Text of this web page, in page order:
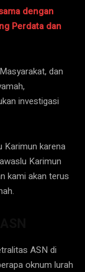
dengan
Perdata dan
dan
investigasi
Karimun karena
Karimun
kami akan terus
ASN di
oknum lurah